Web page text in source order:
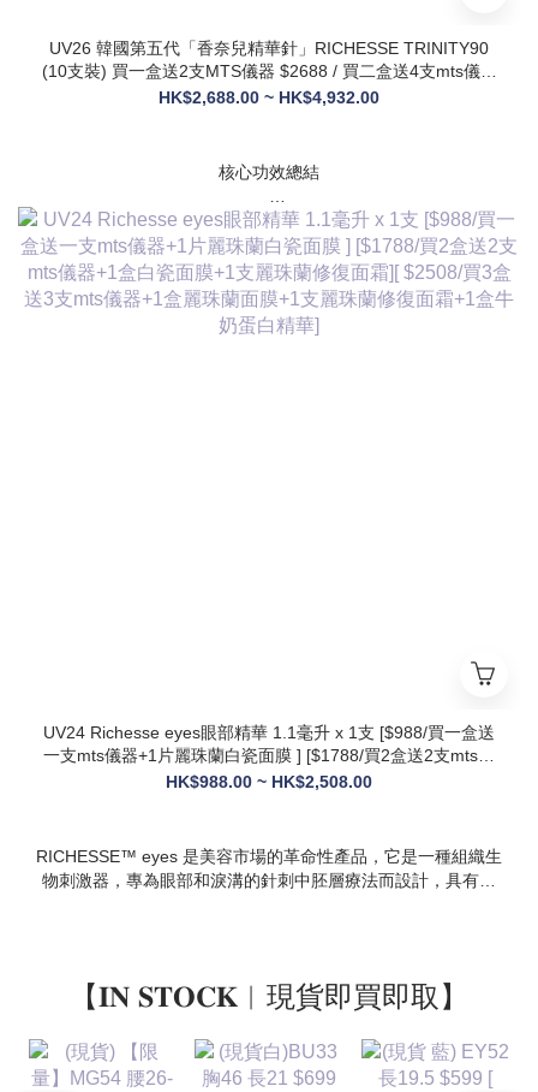
UV26 韓國第五代「香奈兒精華針」RICHESSE TRINITY90
(10支裝) 買一盒送2支MTS儀器 $2688 / 買二盒送4支mts儀器
+1盒麗珠蘭面膜+1支麗珠蘭修復面霜 $3288
HK$2,688.00 ~ HK$4,932.00
核心功效總結
✅ 膠原新生：促進膠原蛋白合成，改善皮膚自然代謝，淡化皺
紋、緊致輪廓
✅ 修護煥膚：改善痤瘡疤痕、色素沈著，修復受損肌膚屏障
✅ 營養供給：為皮膚提供全方位營養，增強彈性與光澤感
✅ 水潤亮白：深層補水鎖水，提亮膚色，讓肌膚通透飽滿
✅ 抗衰維穩：調節皮膚狀態，改善敏感與暗沈，維持健康年輕
UV24 Richesse eyes眼部精華 1.1毫升 x 1支 [$988/買一盒送
一支mts儀器+1片麗珠蘭白瓷面膜 ] [$1788/買2盒送2支mts儀
器+1盒白瓷面膜+1支麗珠蘭修復面霜][ $2508/買3盒送3支mts
HK$988.00 ~ HK$2,508.00
RICHESSE™ eyes 是美容市場的革命性產品，它是一種組織生
物刺激器，專為眼部和淚溝的針刺中胚層療法而設計，具有填
【𝐈𝐍 𝐒𝐓𝐎𝐂𝐊︱現貨即買即取】